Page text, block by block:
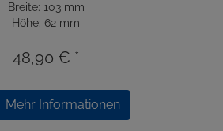
Breite: 103 mm
Höhe: 62 mm
48,90 € *
Mehr Informationen